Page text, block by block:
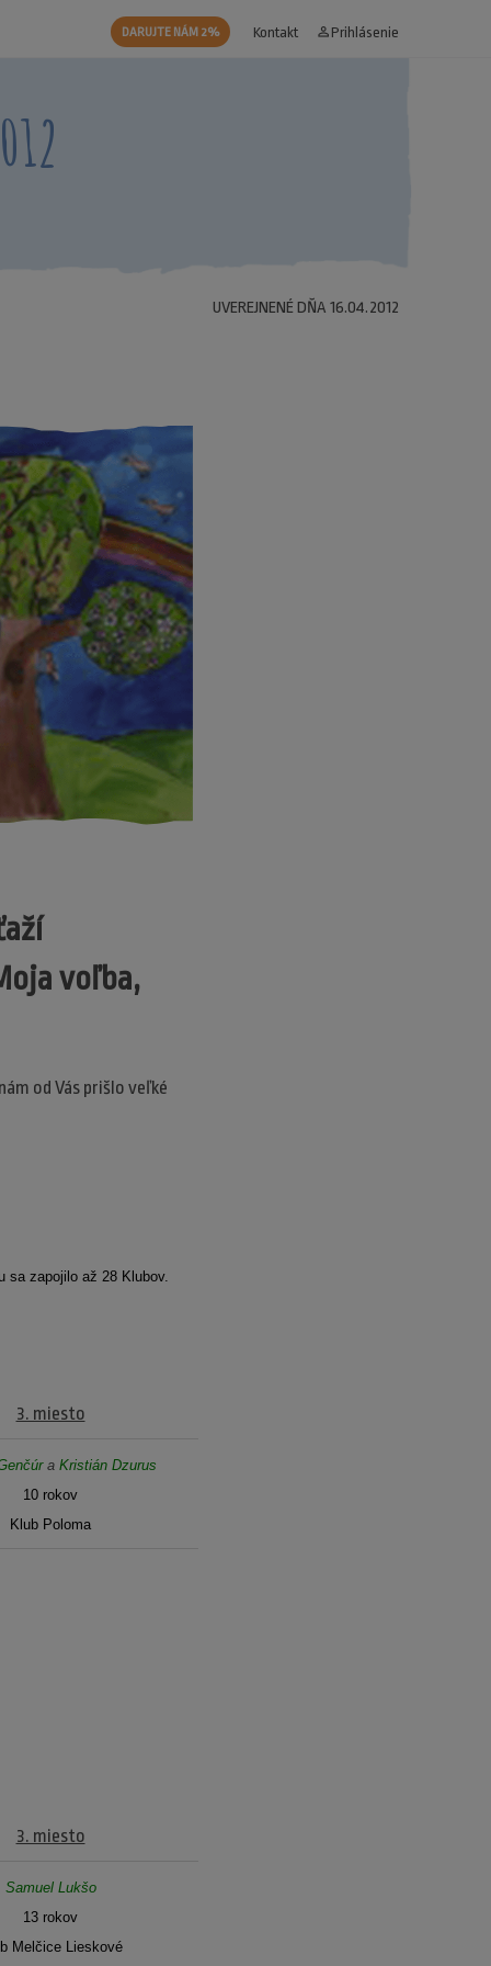
DARUJTE NÁM 2% Kontakt person_outline Prihlásenie
UVEREJNENÉ DŇA 16.04.2012
voľba,
od Vás prišlo veľké
zapojilo až 28 Klubov.
3. miesto
a Kristián Dzurus
10 rokov
Klub Poloma
3. miesto
Samuel Lukšo
13 rokov
Melčice Lieskové